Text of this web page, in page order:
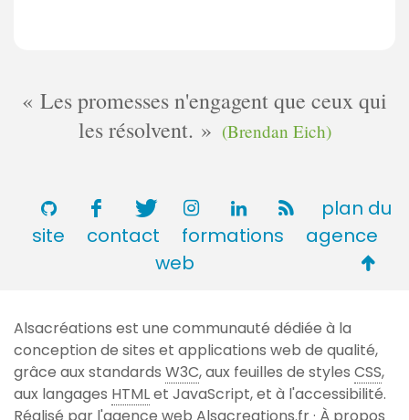
Les promesses n'engagent que ceux qui
les résolvent.
(Brendan Eich)
plan du
site
contact formations
agence
web
de
page
Alsacréations est une communauté dédiée à la
conception de sites et applications web de qualité,
grâce aux standards W3C, aux feuilles de styles CSS,
aux langages HTMLet JavaScript, et à l'accessibilité.